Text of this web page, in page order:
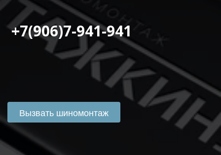
+7(906)7-941-941
Вызвать шиномонтаж